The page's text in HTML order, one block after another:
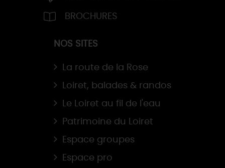
BROCHURES
NOS SITES
La route de la Rose
Loiret, balades & randos
Le Loiret au fil de l'eau
Patrimoine du Loiret
Espace groupes
Espace pro